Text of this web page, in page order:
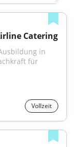
Catering
in
für
Vollzeit